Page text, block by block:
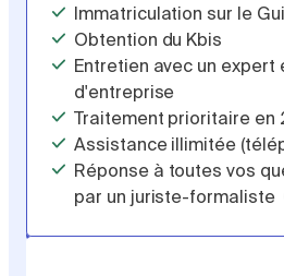
Immatriculation sur le
Obtention du Kbis
Entretien avec un expert
d'entreprise
Traitement prioritaire en
Assistance illimitée
Réponse à toutes vos
par un juriste-formaliste